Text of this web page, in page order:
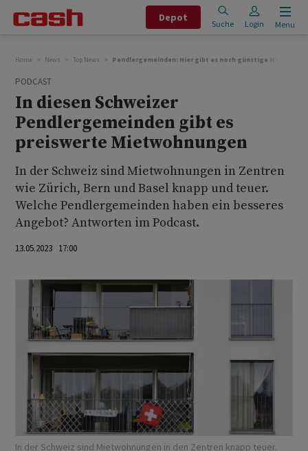
Depot
Suche Login Menu
Home News Top News Pendlergemeinden: Hier gibt es noch günstige
PODCAST
In diesen Schweizer
Pendlergemeinden gibt es
preiswerte Mietwohnungen
In der Schweiz sind Mietwohnungen in Zentren
wie Zürich, Bern und Basel knapp und teuer.
Welche Pendlergemeinden haben ein besseres
Angebot? Antworten im Podcast.
13.05.2023 17:00
In der Schweiz sind Mietwohnungen in den Zentren knapp teuer.